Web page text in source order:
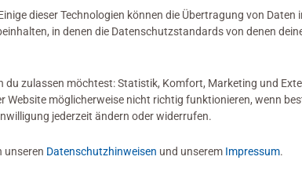
anmelden
dieser Technologien können die Übertragung von Daten
in denen die Datenschutzstandards von denen
du zulassen möchtest: Statistik, Komfort, Marketing und
Website möglicherweise nicht richtig funktionieren, wenn
jederzeit ändern oder widerrufen.
unseren Datenschutzhinweisen und unserem Impressum.